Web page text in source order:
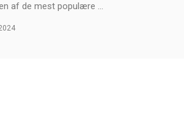
af de mest populære ...